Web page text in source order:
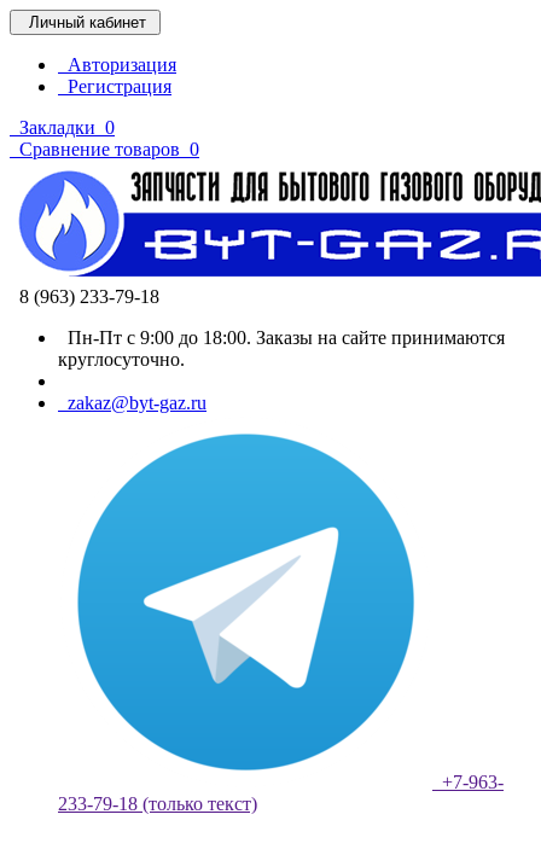
Личный кабинет
Авторизация
Регистрация
Закладки 0
Сравнение товаров 0
8 (963) 233-79-18
Пн-Пт с 9:00 до 18:00. Заказы на сайте принимаются
круглосуточно.
zakaz@byt-gaz.ru
+7-963-
233-79-18 (только текст)